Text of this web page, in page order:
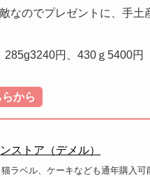
なのでプレゼントに、手土
円、430ｇ5400円
から
ストア（デメル）
ラベル、ケーキなども通年購入可